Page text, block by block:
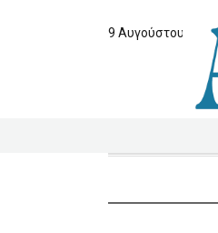
9 Αυγούστου 2026